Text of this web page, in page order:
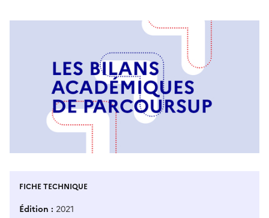
FICHE TECHNIQUE
Édition
2021